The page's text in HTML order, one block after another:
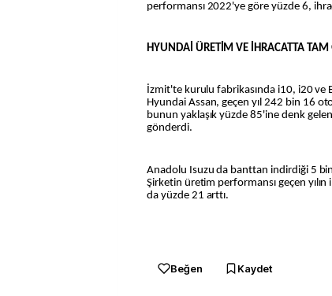
performansı 2022'ye göre yüzde 6,
HYUNDAİ ÜRETİM VE İHRACATTA
İzmit'te kurulu fabrikasında i10, i20 ve
Hyundai Assan, geçen yıl 242 bin 16
bunun yaklaşık yüzde 85'ine denk
gönderdi.
Anadolu Isuzu da banttan indirdiği 5
Şirketin üretim performansı geçen yılın
da yüzde 21 arttı.
Beğen Kaydet